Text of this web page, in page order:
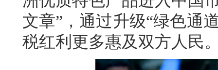
文章”，通过升级“绿色通
税红利更多惠及双方人民